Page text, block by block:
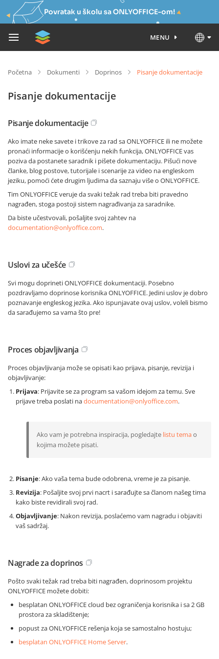
Povratak u školu sa ONLYOFFICE-om!
MENU
Početna Dokumenti Doprinos Pisanje dokumentacije
Pisanje dokumentacije
Pisanje dokumentacije
Ako imate neke savete i trikove za rad sa ONLYOFFICE ili ne možete
pronaći informacije o korišćenju nekih funkcija, ONLYOFFICE vas
poziva da postanete saradnik i pišete dokumentaciju. Pišući nove
članke, blog postove, tutorijale i scenarije za video na engleskom
jeziku, pomoći ćete drugim ljudima da saznaju više o ONLYOFFICE.
Tim ONLYOFFICE veruje da svaki težak rad treba biti pravedno
nagrađen, stoga postoji sistem nagrađivanja za saradnike.
Da biste učestvovali, pošaljite svoj zahtev na
documentation@onlyoffice.com.
Uslovi za učešće
Svi mogu doprineti ONLYOFFICE dokumentaciji. Posebno
pozdravljamo doprinose korisnika ONLYOFFICE. Jedini uslov je dobro
poznavanje engleskog jezika. Ako ispunjavate ovaj uslov, voleli bismo
da sarađujemo sa vama što pre!
Proces objavljivanja
Proces objavljivanja može se opisati kao prijava, pisanje, revizija i
objavljivanje:
Prijava: Prijavite se za program sa vašom idejom za temu. Sve
prijave treba poslati nadocumentation@onlyoffice.com.
Ako vam je potrebna inspiracija, pogledajte listu temao
kojima možete pisati.
Pisanje: Ako vaša tema bude odobrena, vreme je za pisanje.
Revizija: Pošaljite svoj prvi nacrt i sarađujte sa članom našeg tima
kako biste revidirali svoj rad.
Objavljivanje: Nakon revizija, poslaćemo vam nagradu i objaviti
vaš sadržaj.
Nagrade za doprinos
Pošto svaki težak rad treba biti nagrađen, doprinosom projektu
ONLYOFFICE možete dobiti:
besplatan ONLYOFFICE cloud bez ograničenja korisnika i sa 2 GB
prostora za skladištenje;
popust za ONLYOFFICE rešenja koja se samostalno hostuju;
besplatan ONLYOFFICE Home Server.